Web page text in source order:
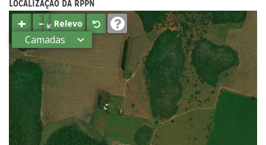
LOCALIZAÇÃO DA RPPN
+ −⤢Relevo
Camadas
Estados
Municípios
Terras
indígenas
(FUNAI)
UC Federal